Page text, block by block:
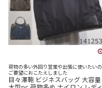
荷物の多い外回り営業や出張に使いたいの
ご要望におこたえしました
目々澤鞄 ビジネスバッグ 大容量